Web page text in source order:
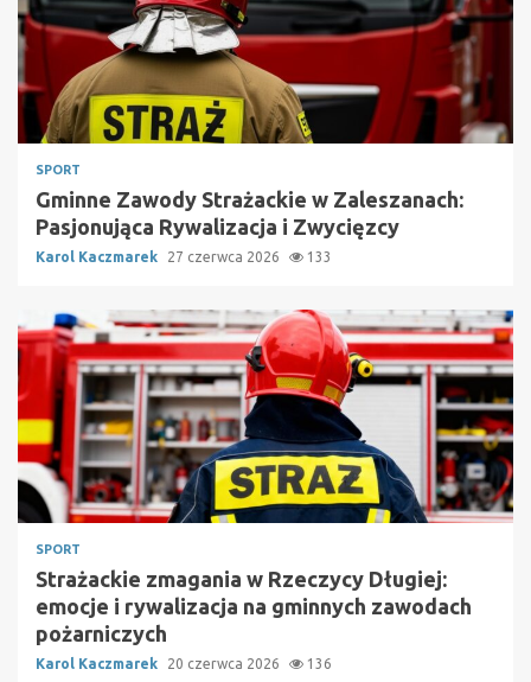
SPORT
Gminne Zawody Strażackie w Zaleszanach:
Pasjonująca Rywalizacja i Zwycięzcy
Karol Kaczmarek 27 czerwca 2026 133
SPORT
Strażackie zmagania w Rzeczycy Długiej:
emocje i rywalizacja na gminnych zawodach
pożarniczych
Karol Kaczmarek 20 czerwca 2026 136